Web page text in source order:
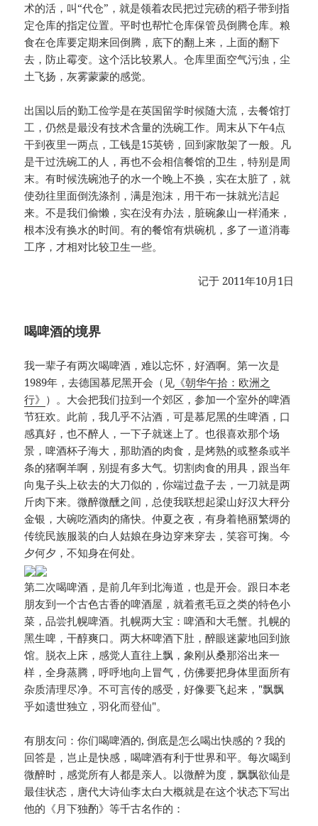
术的活，叫“代仓”，就是领着农民把过完磅的稻子带到指
定仓库的指定位置。平时也帮忙仓库保管员倒腾仓库。粮
食在仓库要定期来回倒腾，底下的翻上来，上面的翻下
去，防止霉变。这个活比较累人。仓库里面空气污浊，尘
土飞扬，灰雾蒙蒙的感觉。
出国以后的勤工俭学是在英国留学时候随大流，去餐馆打
工，仍然是最没有技术含量的洗碗工作。周末从下午4点
干到夜里一两点，工钱是15英镑，回到家散架了一般。凡
是干过洗碗工的人，再也不会相信餐馆的卫生，特别是周
末。有时候洗碗池子的水一个晚上不换，实在太脏了，就
使劲往里面倒洗涤剂，满是泡沫，用干布一抹就光洁起
来。不是我们偷懒，实在没有办法，脏碗象山一样涌来，
根本没有换水的时间。有的餐馆有烘碗机，多了一道消毒
工序，才相对比较卫生一些。
记于 2011年10月1日
喝啤酒的境界
我一辈子有两次喝啤酒，难以忘怀，好酒啊。第一次是
1989年，去德国慕尼黑开会（见 《朝华午拾：欧洲之
行》 ）。大会把我们拉到一个郊区，参加一个室外的啤酒
节狂欢。此前，我几乎不沾酒，可是慕尼黑的生啤酒，口
感真好，也不醉人，一下子就迷上了。也很喜欢那个场
景，啤酒杯子海大，那助酒的肉食，是烤熟的或整条或半
条的猪啊羊啊，别提有多大气。切割肉食的用具，跟当年
向鬼子头上砍去的大刀似的，你端过盘子去，一刀就是两
斤肉下来。微醉微醺之间，总使我联想起梁山好汉大秤分
金银，大碗吃酒肉的痛快。仲夏之夜，有身着艳丽繁缛的
传统民族服装的白人姑娘在身边穿来穿去，笑容可掬。今
夕何夕，不知身在何处。
第二次喝啤酒，是前几年到北海道，也是开会。跟日本老
朋友到一个古色古香的啤酒屋，就着煮毛豆之类的特色小
菜，品尝扎幌啤酒。扎幌两大宝：啤酒和大毛蟹。扎幌的
黑生啤，干醇爽口。两大杯啤酒下肚，醉眼迷蒙地回到旅
馆。脱衣上床，感觉人直往上飘，象刚从桑那浴出来一
样，全身蒸腾，呼呼地向上冒气，仿佛要把身体里面所有
杂质清理尽净。不可言传的感受，好像要飞起来，"飘飘
乎如遗世独立，羽化而登仙"。
有朋友问：你们喝啤酒的, 倒底是怎么喝出快感的？我的
回答是，岂止是快感，喝啤酒有利于世界和平。每次喝到
微醉时，感觉所有人都是亲人。以微醉为度，飘飘欲仙是
最佳状态，唐代大诗仙李太白大概就是在这个状态下写出
他的《月下独酌》等千古名作的：